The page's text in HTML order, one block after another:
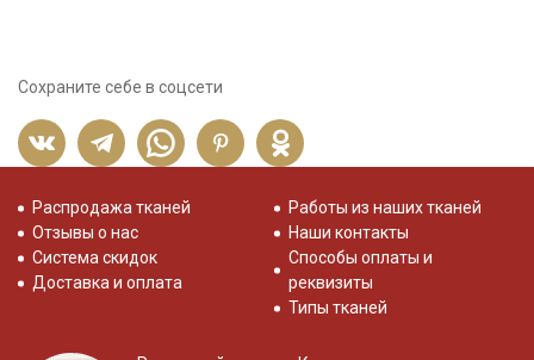
Сохраните себе в соцсети
Распродажа тканей
Отзывы о нас
Система скидок
Доставка и оплата
Работы из наших тканей
Наши контакты
Способы оплаты и
реквизиты
Типы тканей